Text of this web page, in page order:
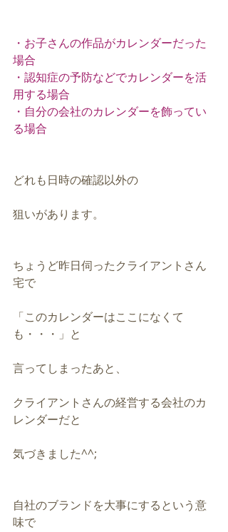
・お子さんの作品がカレンダーだった
場合
・認知症の予防などでカレンダーを活
用する場合
・自分の会社のカレンダーを飾ってい
る場合
どれも日時の確認以外の
狙いがあります。
ちょうど昨日伺ったクライアントさん
宅で
「このカレンダーはここになくて
も・・・」と
言ってしまったあと、
クライアントさんの経営する会社のカ
レンダーだと
気づきました^^;
自社のブランドを大事にするという意
味で